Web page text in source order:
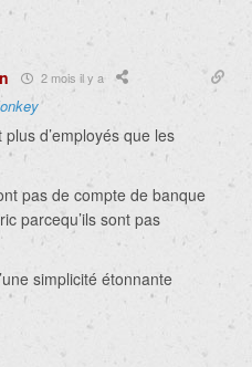
2 mois il y a
d’employés que les
pas de compte de banque
parcequ’ils sont pas
simplicité étonnante